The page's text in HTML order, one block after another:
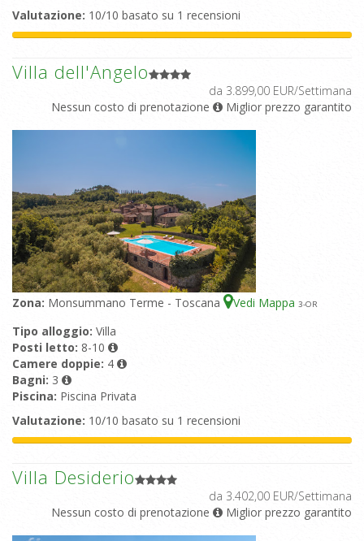
Valutazione: 10/10 basato su 1 recensioni
Villa dell'Angelo
da 3.899,00 EUR/Settimana
Nessun costo di prenotazione
Miglior prezzo garantito
Zona: Monsummano Terme - Toscana Vedi Mappa 3-OR
Tipo alloggio: Villa
Posti letto: 8-10
Camere doppie: 4
Bagni: 3
Piscina: Piscina Privata
Valutazione: 10/10 basato su 1 recensioni
Villa Desiderio
da 3.402,00 EUR/Settimana
Nessun costo di prenotazione
Miglior prezzo garantito